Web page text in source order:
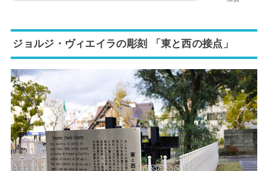
ジョルジ・ヴィエイラの彫刻 「東と西の接点」